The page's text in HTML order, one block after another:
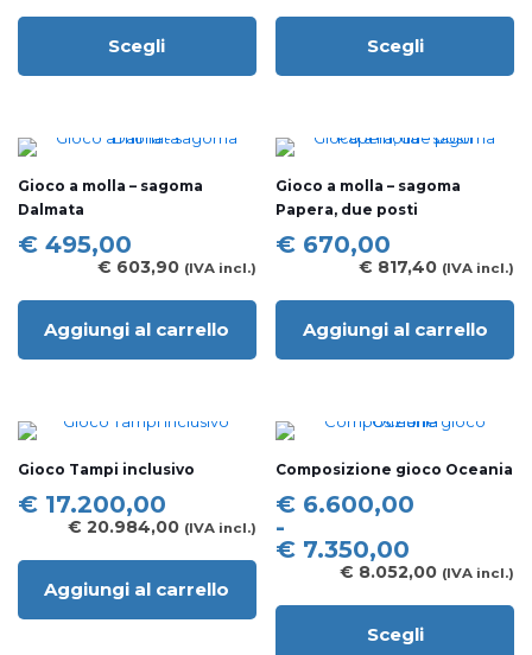
a
€ 750,00Scegli
prodotto
varianti.
opzioni
possono
essere
scelte
pagina
a
€ 2.150,00
Scegli
prodotto
varianti.
opzioni
possono
essere
scelte
pagina
Gioco a molla – sagoma
Dalmata
€ 495,00
€ 603,90 (IVA incl.)
Aggiungi al carrello
Gioco a molla – sagoma
Papera, due posti
€ 670,00
€ 817,40 (IVA incl.)
Aggiungi al carrello
Gioco Tampi inclusivo
€ 17.200,00
€ 20.984,00 (IVA incl.)
Aggiungi al carrello
Composizione gioco Oceania
€ 6.600,00
-
€ 7.350,00
Fascia
di
prezzo:
a
€ 7.350,00
€ 8.052,00 (IVA incl.)
Scegli